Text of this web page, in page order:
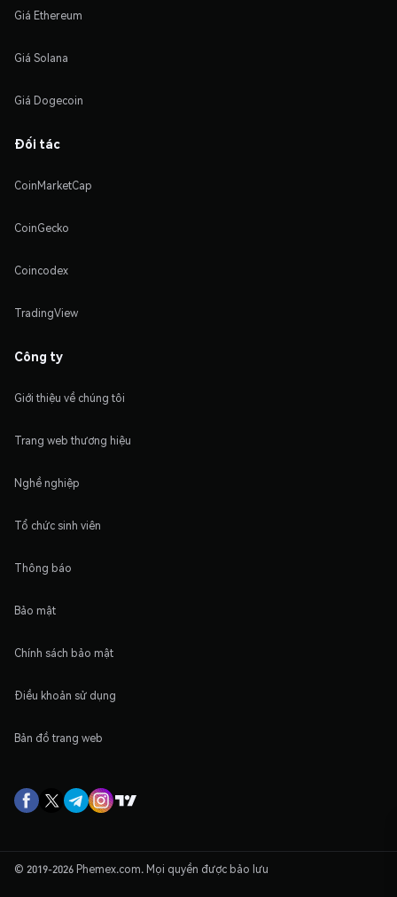
Giá Ethereum
Giá Solana
Giá Dogecoin
Đối tác
CoinMarketCap
CoinGecko
Coincodex
TradingView
Công ty
Giới thiệu về chúng tôi
Trang web thương hiệu
Nghề nghiệp
Tổ chức sinh viên
Thông báo
Bảo mật
Chính sách bảo mật
Điều khoản sử dụng
Bản đồ trang web
© 2019-2026 Phemex.com. Mọi quyền được bảo lưu